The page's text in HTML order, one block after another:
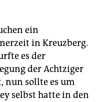
ein
in Kreuzberg.
es der
der Achtziger
nun sollte es um
selbst hatte in den